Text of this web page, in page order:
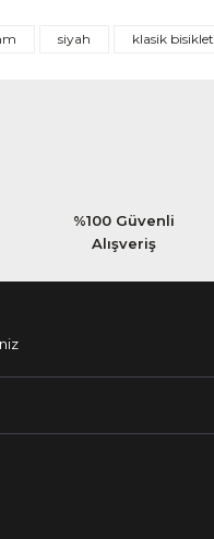
siyah klasik bisiklet
%100 Güvenli
Alışveriş